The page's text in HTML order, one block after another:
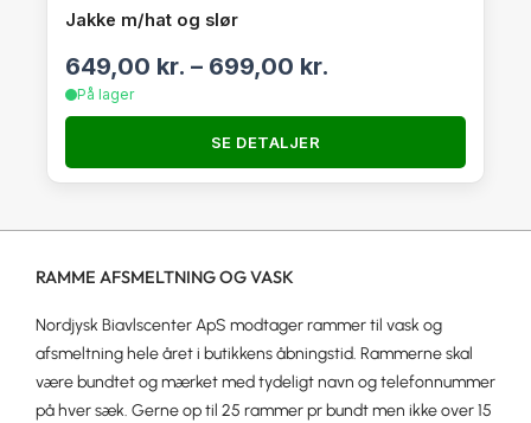
Jakke m/hat og slør
649,00 kr. – 699,00 kr.
På lager
SE DETALJER
RAMME AFSMELTNING OG VASK
Nordjysk Biavlscenter ApS modtager rammer til vask og
afsmeltning hele året i butikkens åbningstid. Rammerne skal
være bundtet og mærket med tydeligt navn og telefonnummer
på hver sæk. Gerne op til 25 rammer pr bundt men ikke over 15